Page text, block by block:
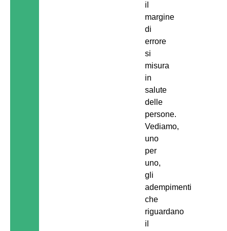
il
margine
di
errore
si
misura
in
salute
delle
persone.
Vediamo,
uno
per
uno,
gli
adempimenti
che
riguardano
il